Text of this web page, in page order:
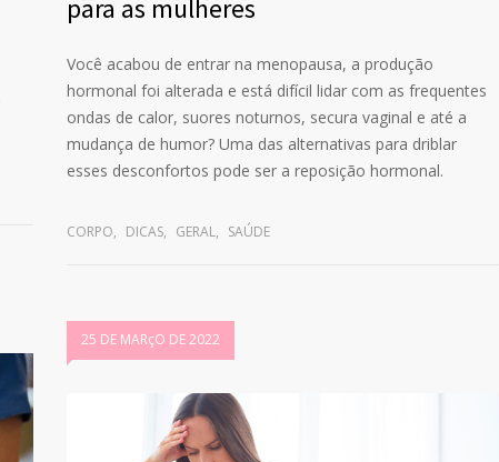
para as mulheres
Você acabou de entrar na menopausa, a produção
hormonal foi alterada e está difícil lidar com as frequentes
ondas de calor, suores noturnos, secura vaginal e até a
mudança de humor? Uma das alternativas para driblar
esses desconfortos pode ser a reposição hormonal.
CORPO, DICAS, GERAL, SAÚDE
25 DE MARçO DE 2022